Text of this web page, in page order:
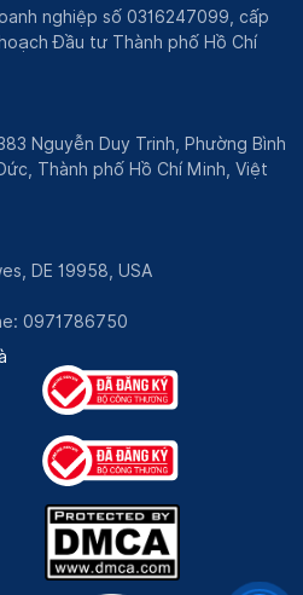
nghiệp số 0316247099, cấp
Đầu tư Thành phố Hồ Chí
Nguyễn Duy Trinh, Phường Bình
Thành phố Hồ Chí Minh, Việt
DE 19958, USA
0971786750